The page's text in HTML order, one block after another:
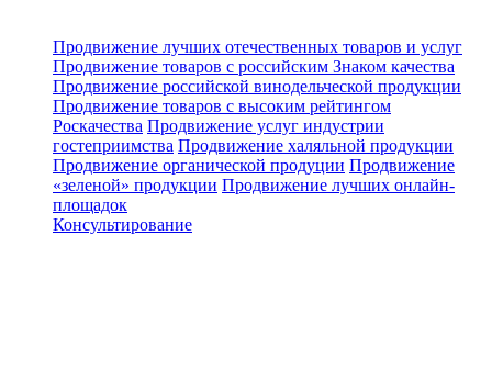
Продвижение лучших отечественных товаров и услуг
Продвижение товаров с российским Знаком качества
Продвижение российской винодельческой продукции
Продвижение товаров с высоким рейтингом
Роскачества Продвижение услуг индустрии
гостеприимства Продвижение халяльной продукции
Продвижение органической продуции Продвижение
«зеленой» продукции Продвижение лучших онлайн-
площадок
Консультирование